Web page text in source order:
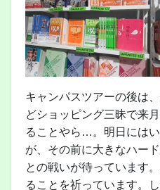
キャンパスツアーの後は
どショッピング三昧で来
ることやら…。明日には
が、その前に大きなハー
との戦いが待っています
ることを祈っています。